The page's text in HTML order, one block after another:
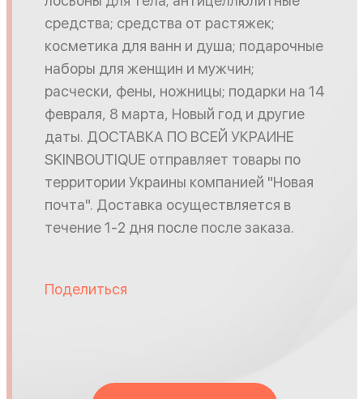
средства; средства от растяжек;
косметика для ванн и душа; подарочные
наборы для женщин и мужчин;
расчески, фены, ножницы; подарки на 14
февраля, 8 марта, Новый год и другие
даты. ДОСТАВКА ПО ВСЕЙ УКРАИНЕ
SKINBOUTIQUE отправляет товары по
территории Украины компанией "Новая
почта". Доставка осуществляется в
течение 1-2 дня после после заказа.
Поделиться